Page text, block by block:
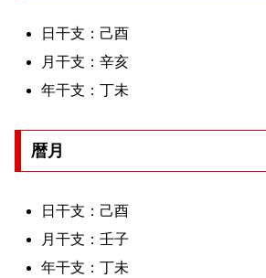
日干支：己酉
月干支：辛亥
年干支：丁未
暦月
日干支：己酉
月干支：壬子
年干支：丁未